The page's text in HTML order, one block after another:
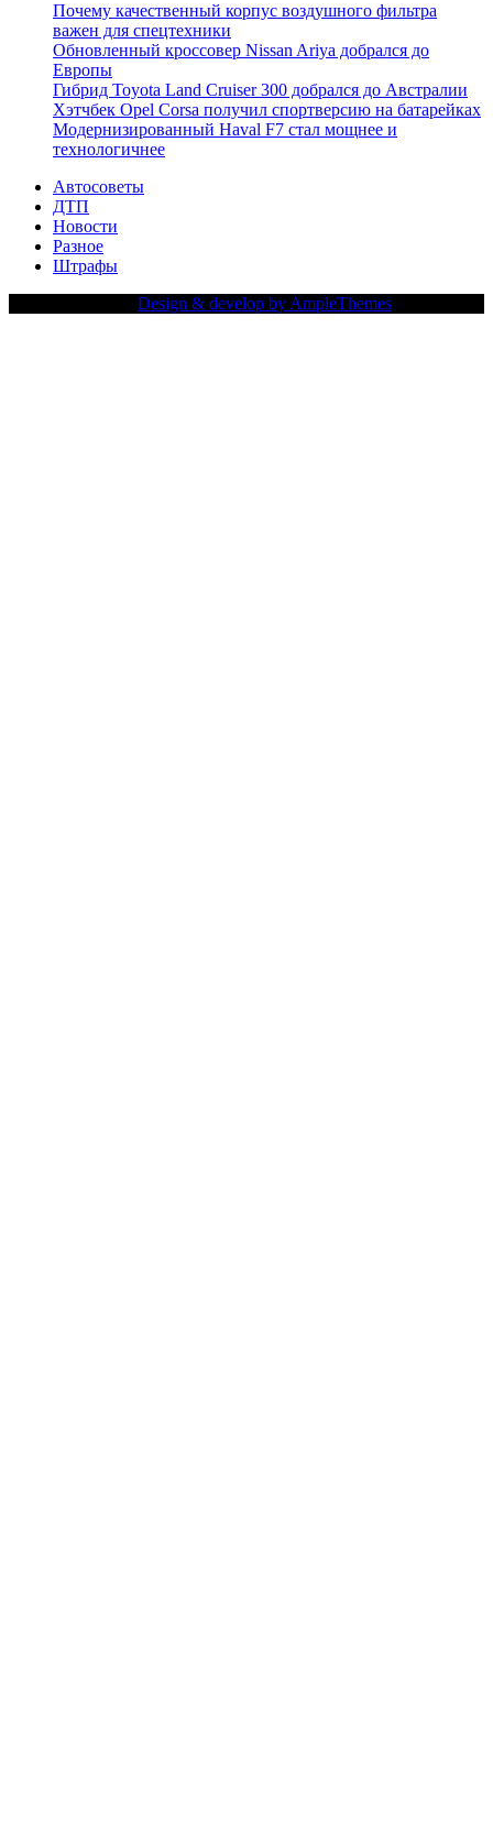
Почему качественный корпус воздушного фильтра
важен для спецтехники
Обновленный кроссовер Nissan Ariya добрался до
Европы
Гибрид Toyota Land Cruiser 300 добрался до Австралии
Хэтчбек Opel Corsa получил спортверсию на батарейках
Модернизированный Haval F7 стал мощнее и
технологичнее
Автосоветы
ДТП
Новости
Разное
Штрафы
Design & develop by AmpleThemes